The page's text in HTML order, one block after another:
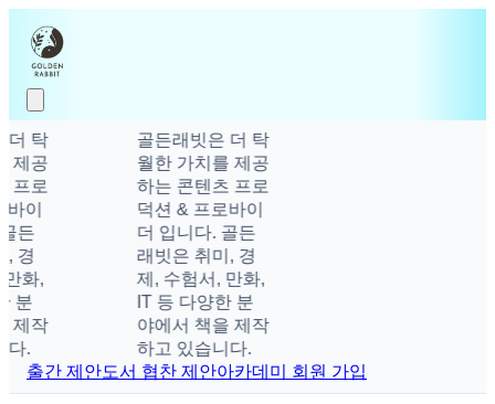
탁
공
로
이
든
경
화,
분
작
.
골든래빗은 더 탁
월한 가치를 제공
하는 콘텐츠 프로
덕션 & 프로바이
더 입니다. 골든
래빗은 취미, 경
제, 수험서, 만화,
IT 등 다양한 분
야에서 책을 제작
하고 있습니다.
출간 제안도서 협찬 제안아카데미 회원 가입